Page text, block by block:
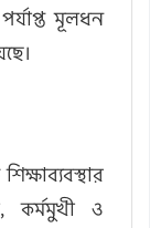
মূলধন
কর্মমুখী ও